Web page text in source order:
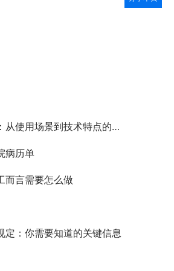
用场景到技术特点的深度解析
病历单
而言需要怎么做
定：你需要知道的关键信息